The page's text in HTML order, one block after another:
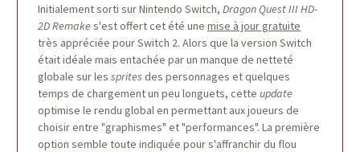
Initialement sorti sur Nintendo Switch, Dragon Quest III HD-
2D Remakes'est offert cet été une mise à jour gratuite
très appréciée pour Switch 2. Alors que la version Switch
était idéale mais entachée par un manque de netteté
globale sur les sprites des personnages et quelques
temps de chargement un peu longuets, cette update
optimise le rendu global en permettant aux joueurs de
choisir entre "graphismes" et "performances". La première
option semble toute indiquée pour s'affranchir du flou